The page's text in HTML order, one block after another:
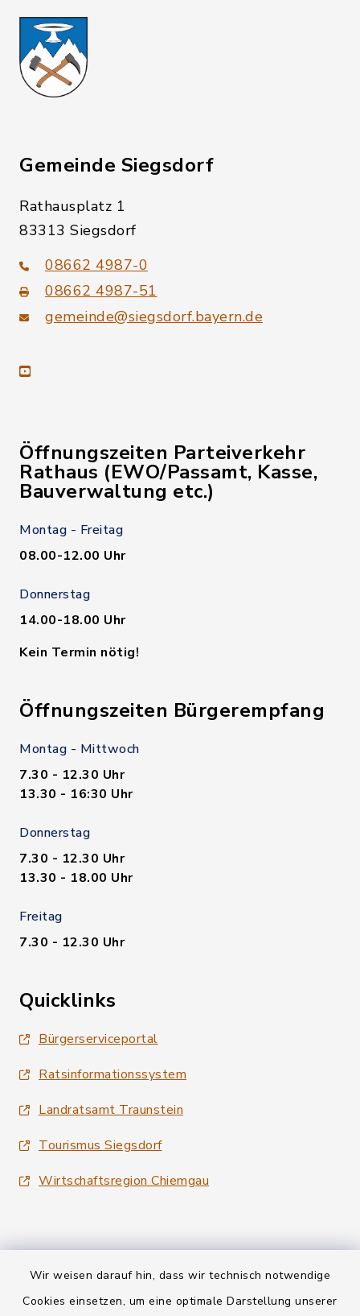
Wir weisen darauf hin, dass wir technisch notwendige
Cookies einsetzen, um eine optimale Darstellung unserer
Gemeinde Siegsdorf
Rathausplatz 1
83313 Siegsdorf
08662 4987-0
08662 4987-51
gemeinde@siegsdorf.bayern.de
youtube
Öffnungszeiten Parteiverkehr
Rathaus (EWO/Passamt, Kasse,
Bauverwaltung etc.)
Montag - Freitag
08.00-12.00 Uhr
Donnerstag
14.00-18.00 Uhr
Kein Termin nötig!
Öffnungszeiten Bürgerempfang
Montag - Mittwoch
7.30 - 12.30 Uhr
13.30 - 16:30 Uhr
Donnerstag
7.30 - 12.30 Uhr
13.30 - 18.00 Uhr
Freitag
7.30 - 12.30 Uhr
Quicklinks
Bürgerserviceportal
Ratsinformationssystem
Landratsamt Traunstein
Tourismus Siegsdorf
Wirtschaftsregion Chiemgau
Kontakt